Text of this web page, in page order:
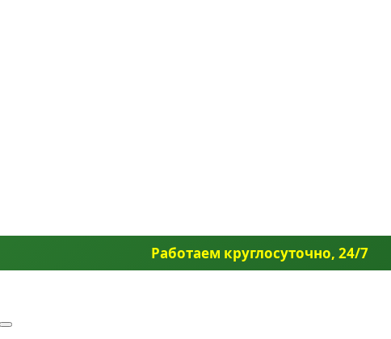
Работаем круглосуточно, 24/7